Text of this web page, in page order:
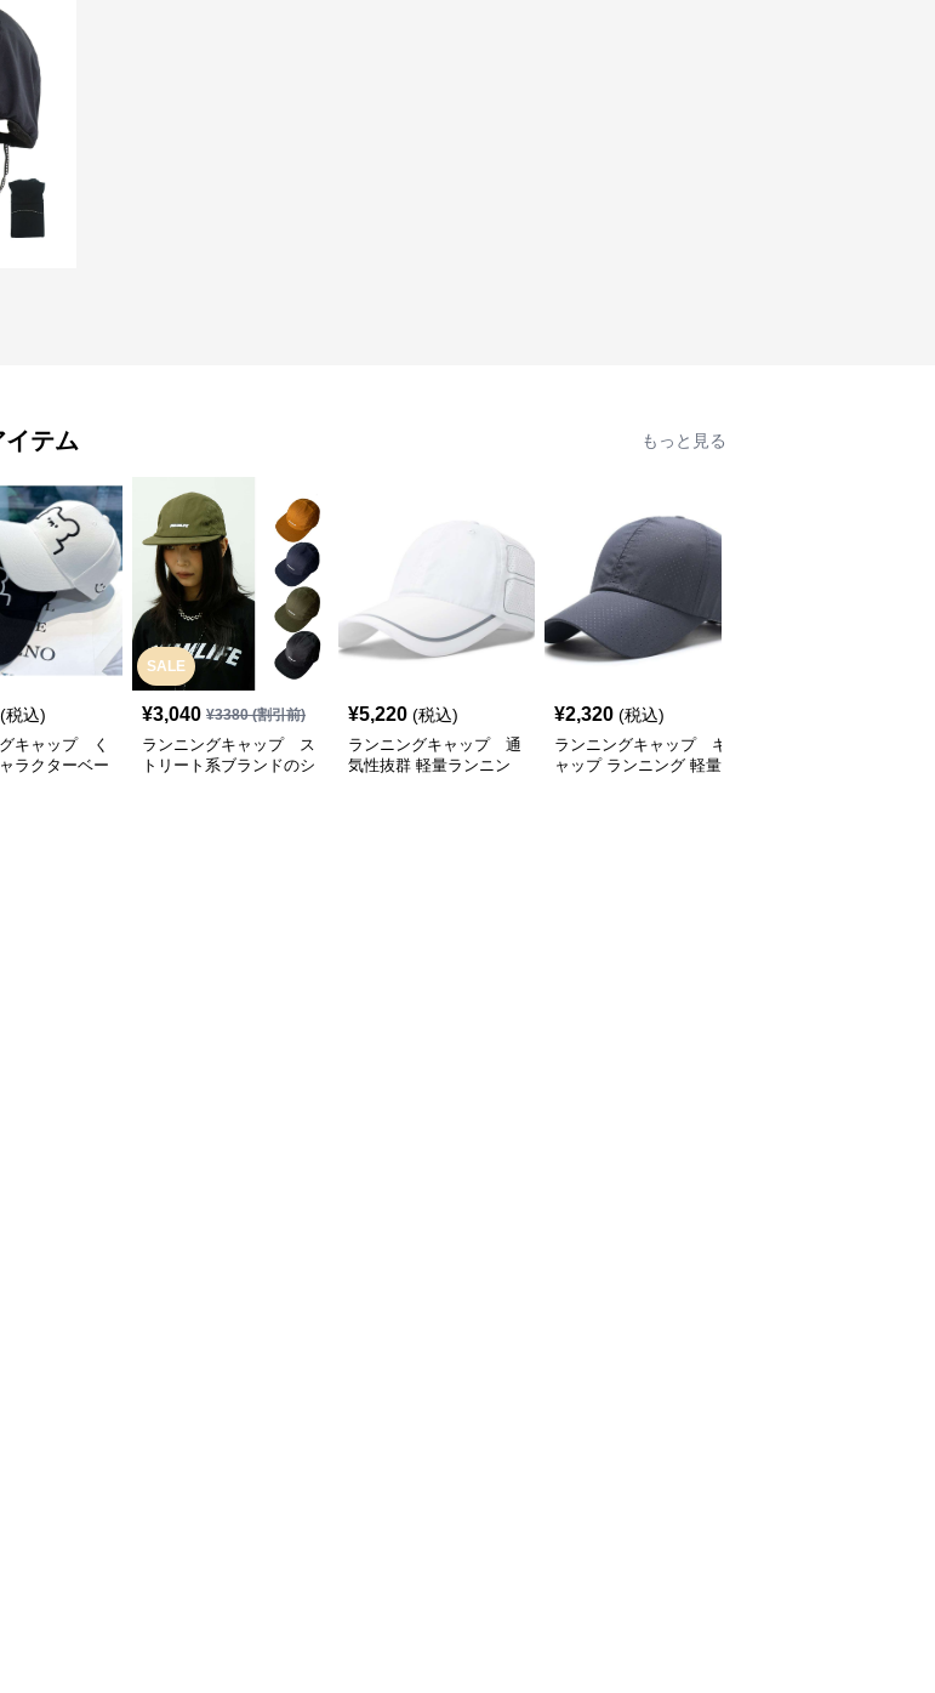
テム もっと見る
(税込)
キャップ く
ラクターベー
SALE
¥3,040 ¥3380(割引前)
ランニングキャップ ス
トリート系ブランドのシ
¥5,220 (税込)
ランニングキャップ 通
気性抜群 軽量ランニン
¥2,320 (税込)
ランニングキャップ キ
ャップ ランニング 軽量